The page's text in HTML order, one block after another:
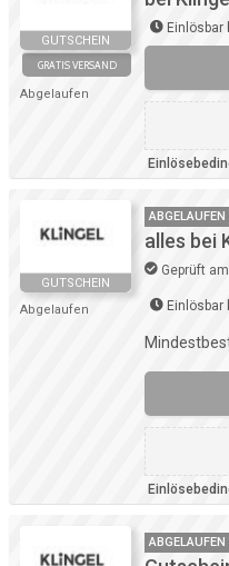
GUTSCHEIN
GRATIS VERSAND
Abgelaufen
Einlösbar
GUTSCHEIN
Abgelaufen
ABGELAUFEN
alles bei
Geprüft
Einlösbar
ABGELAUFEN